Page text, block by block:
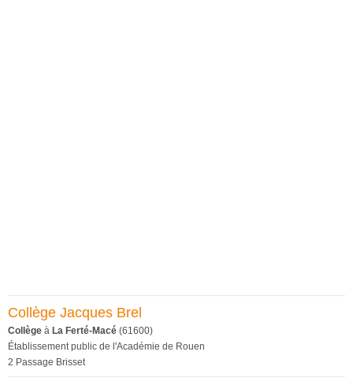
Collège Jacques Brel
Collège à La Ferté-Macé (61600)
Établissement public de l'Académie de Rouen
2 Passage Brisset